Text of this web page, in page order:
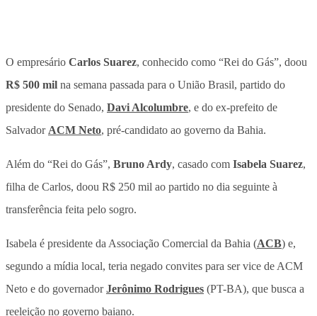
O empresário Carlos Suarez, conhecido como “Rei do Gás”, doou
R$ 500 mil na semana passada para o União Brasil, partido do
presidente do Senado, Davi Alcolumbre, e do ex-prefeito de
Salvador ACM Neto, pré-candidato ao governo da Bahia.
Além do “Rei do Gás”, Bruno Ardy, casado com Isabela Suarez,
filha de Carlos, doou R$ 250 mil ao partido no dia seguinte à
transferência feita pelo sogro.
Isabela é presidente da Associação Comercial da Bahia (ACB) e,
segundo a mídia local, teria negado convites para ser vice de ACM
Neto e do governadorJerônimo Rodrigues (PT-BA), que busca a
reeleição no governo baiano.